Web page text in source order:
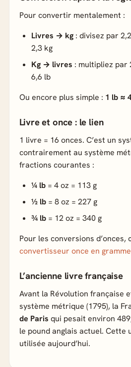
Pour convertir mentalement :
Livres → kg: divisez par
2,3 kg
Kg → livres : multipliez par
6,6 lb
Ou encore plus simple : 1 lb ≈
Livre et once : le lien
1 livre = 16 onces. C’est un
contrairement au système
fractions courantes :
¼ lb= 4 oz = 113 g
½ lb= 8 oz = 227 g
¾ lb= 12 oz = 340 g
Pour les conversions
convertisseur once en gramme
L’ancienne livre française
Avant la Révolution française
système métrique (1795), la
de Paris qui pesait environ
le pound anglais actuel. Cette
utilisée aujourd’hui.